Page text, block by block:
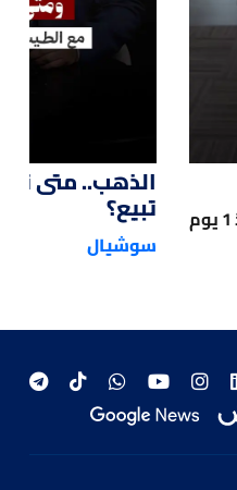
الذهب.. متى
تبيع؟
سوشيال